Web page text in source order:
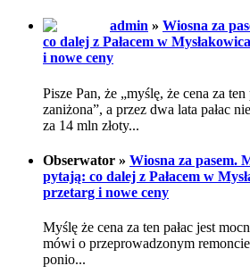
admin » Wiosna za
co dalej z Pałacem w
i nowe ceny
Pisze Pan, że „myślę, że cena za ten
zaniżona”, a przez dwa lata pałac
za 14 mln złoty...
Obserwator » Wiosna za pasem.
pytają: co dalej z Pałacem w
przetarg i nowe ceny
Myślę że cena za ten pałac jest
mówi o przeprowadzonym
ponio...